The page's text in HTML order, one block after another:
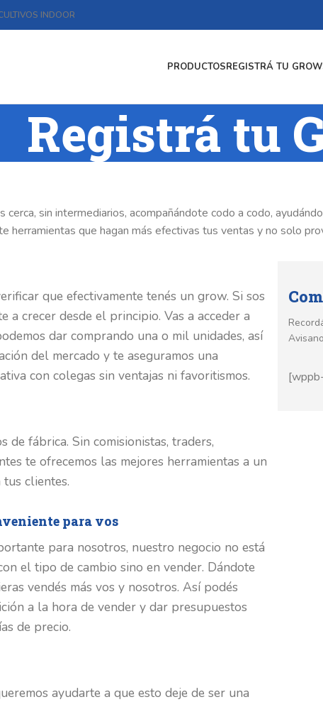
INDOOR
PRODUCTOSREGISTRÁ TU
Registrá tu
cerca, sin intermediarios, acompañándote codo a codo,
herramientas que hagan más efectivas tus ventas y no solo
que efectivamente tenés un grow. Si sos
a crecer desde el principio. Vas a acceder a
dar comprando una o mil unidades, así
del mercado y te aseguramos una
con colegas sin ventajas ni favoritismos.
de fábrica. Sin comisionistas, traders,
te ofrecemos las mejores herramientas a un
clientes.
para vos
para nosotros, nuestro negocio no está
el tipo de cambio sino en vender. Dándote
vendés más vos y nosotros. Así podés
a la hora de vender y dar presupuestos
de precio.
ayudarte a que esto deje de ser una